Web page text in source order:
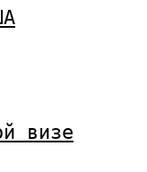
визе